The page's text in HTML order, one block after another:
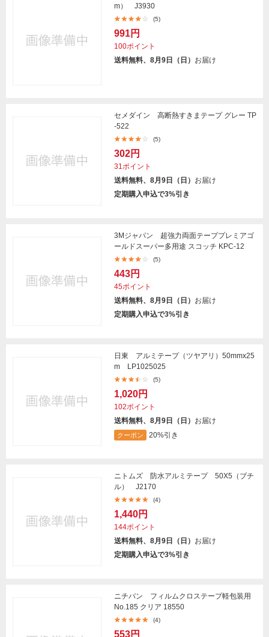
m） J3930
(5)
991円
100ポイント
送料無料、8月9日（日） お届け
セメダイン 高断熱すきまテープ グレー TP
-522
(5)
302円
31ポイント
送料無料、8月9日（日） お届け
定期購入申込で3%引き
3Mジャパン 超強力両面テーププレミアゴ
ールドスーパー多用途 スコッチ KPC-12
(5)
443円
45ポイント
送料無料、8月9日（日） お届け
定期購入申込で3%引き
日東 アルミテープ（ツヤアリ）50mmx25
m LP1025025
(5)
1,020円
102ポイント
送料無料、8月9日（日） お届け
クーポン 20%引き
ニトムズ 防水アルミテープ 50X5（ブチ
ル） J2170
(4)
1,440円
144ポイント
送料無料、8月9日（日） お届け
定期購入申込で3%引き
ニチバン フィルムクロステープ軽包装用
No.185 クリア 18550
(4)
553円